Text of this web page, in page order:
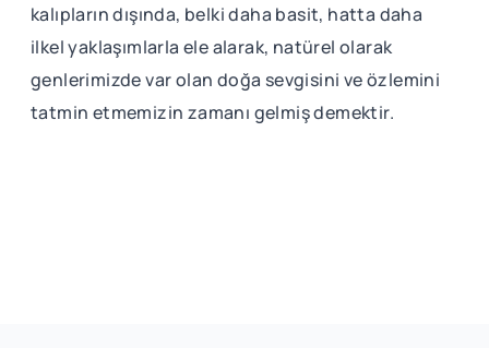
kalıpların dışında, belki daha basit, hatta daha
ilkel yaklaşımlarla ele alarak, natürel olarak
genlerimizde var olan doğa sevgisini ve özlemini
tatmin etmemizin zamanı gelmiş demektir.